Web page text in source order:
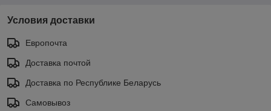
Условия доставки
Европочта
Доставка почтой
Доставка по Республике Беларусь
Самовывоз